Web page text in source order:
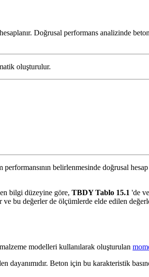
Doğrusal performans analizinde
oluşturulur.
belirlenmesinde doğrusal hesap
bilgi düzeyine göre, TBDY Tablo 15.1 'de
ve bu değerler de ölçümlerde elde edilen
modelleri kullanılarak oluşturulan
dayanımıdır. Beton için bu karakteristik